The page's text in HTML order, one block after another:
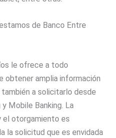
de Banco Entre
le ofrece a todo
obtener amplia información
a solicitarlo desde
Mobile Banking. La
el otorgamiento es
la solicitud que es envidada